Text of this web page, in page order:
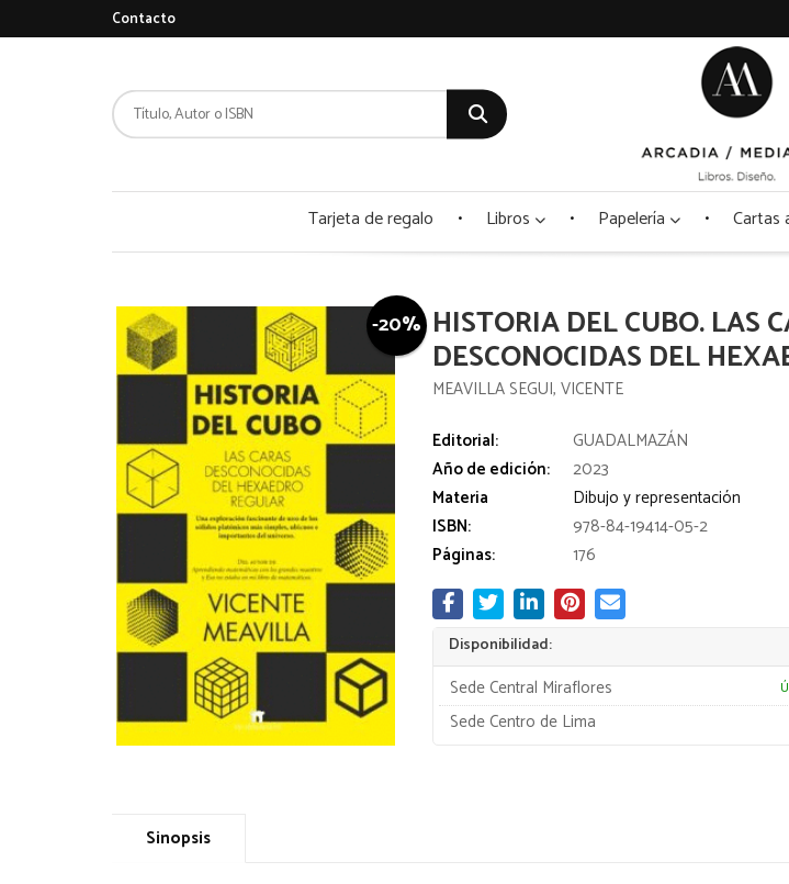
Contacto
Tarjeta de regalo Libros Papelería Cartas
-20% HISTORIA DEL CUBO. LAS
DESCONOCIDAS DEL
MEAVILLA SEGUI, VICENTE
Editorial:
GUADALMAZÁN
Año de edición:
2023
Materia
Dibujo y representación
ISBN:
978-84-19414-05-2
Páginas:
176
Disponibilidad:
Sede Central Miraflores
Sede Centro de Lima
Sinopsis